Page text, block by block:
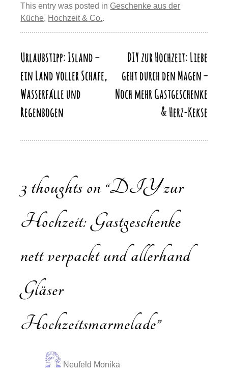
st
b
o
k
y
d
A
y
Li
k
n
This entry was posted in Geschenke aus der
Küche, Hochzeit & Co..
Beitragsnavigation
Urlaubstipp: Island –
ein Land voller Schafe,
Wasserfälle und
Regenbogen
DIY zur Hochzeit: Liebe
geht durch den Magen –
Noch mehr Gastgeschenke
& Herz-Kekse
3 thoughts on “DIY zur
Hochzeit: Gastgeschenke
nett verpackt und allerhand
Gläser
Hochzeitsmarmelade”
Neufeld Monika